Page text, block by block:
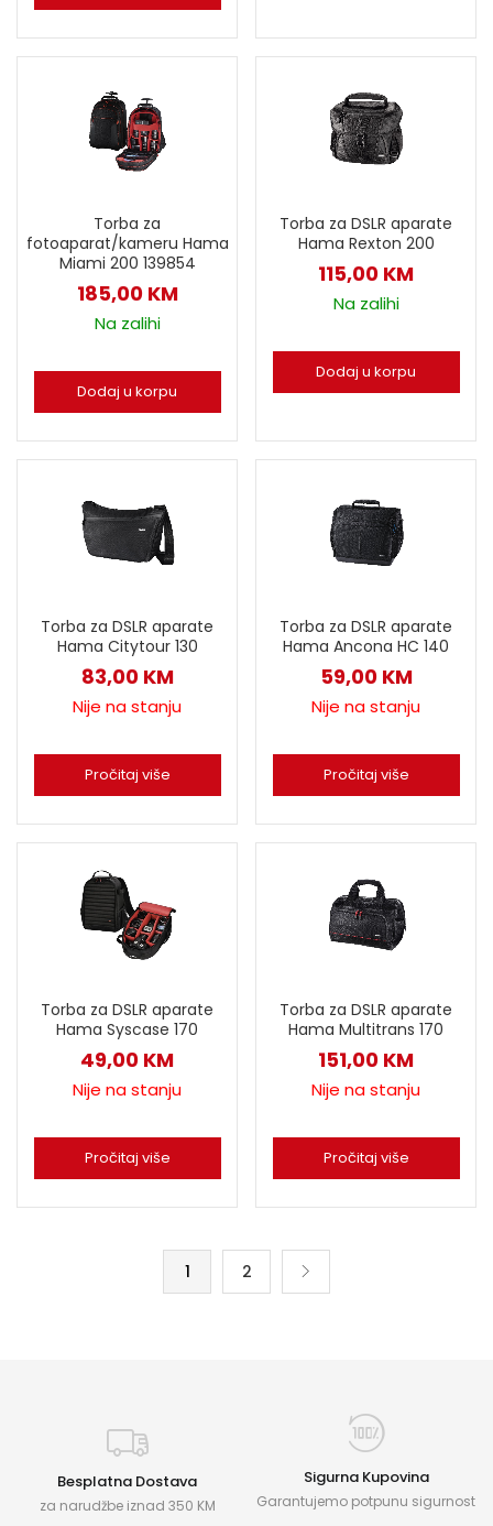
Torba za
fotoaparat/kameru Hama
Miami 200 139854
185,00 KM
Na zalihi
Dodaj u korpu
Torba za DSLR aparate
Hama Rexton 200
115,00 KM
Na zalihi
Dodaj u korpu
Torba za DSLR aparate
Hama Citytour 130
83,00 KM
Nije na stanju
Pročitaj više
Torba za DSLR aparate
Hama Ancona HC 140
59,00 KM
Nije na stanju
Pročitaj više
Torba za DSLR aparate
Hama Syscase 170
49,00 KM
Nije na stanju
Pročitaj više
Torba za DSLR aparate
Hama Multitrans 170
151,00 KM
Nije na stanju
Pročitaj više
1 2
Besplatna Dostava
za narudžbe iznad 350 KM
Sigurna Kupovina
Garantujemo potpunu sigurnost